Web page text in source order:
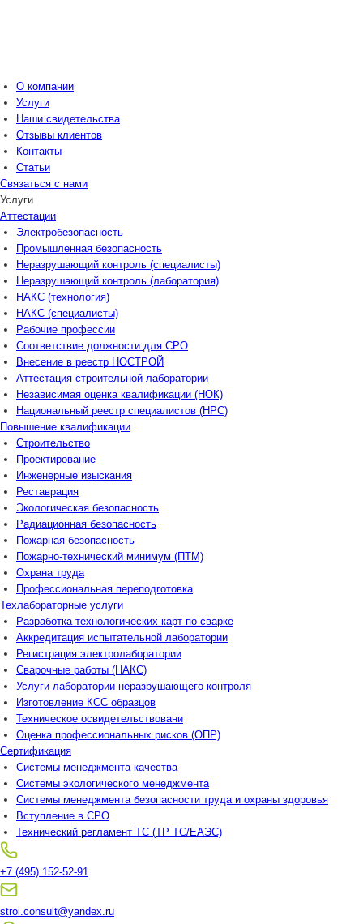
О компании
Услуги
Наши свидетельства
Отзывы клиентов
Контакты
Статьи
Связаться с нами
Услуги
Аттестации
Электробезопасность
Промышленная безопасность
Неразрушающий контроль (специалисты)
Неразрушающий контроль (лаборатория)
НАКС (технология)
НАКС (специалисты)
Рабочие профессии
Соответствие должности для СРО
Внесение в реестр НОСТРОЙ
Аттестация строительной лаборатории
Независимая оценка квалификации (НОК)
Национальный реестр специалистов (НРС)
Повышение квалификации
Строительство
Проектирование
Инженерные изыскания
Реставрация
Экологическая безопасность
Радиационная безопасность
Пожарная безопасность
Пожарно-технический минимум (ПТМ)
Охрана труда
Профессиональная переподготовка
Техлабораторные услуги
Разработка технологических карт по сварке
Аккредитация испытательной лаборатории
Регистрация электролаборатории
Сварочные работы (НАКС)
Услуги лаборатории неразрушающего контроля
Изготовление КСС образцов
Техническое освидетельствовани
Оценка профессиональных рисков (ОПР)
Сертификация
Системы менеджмента качества
Системы экологического менеджмента
Системы менеджмента безопасности труда и охраны здоровья
Вступление в СРО
Технический регламент ТС (ТР ТС/ЕАЭС)
+7 (495) 152-52-91
stroi.consult@yandex.ru